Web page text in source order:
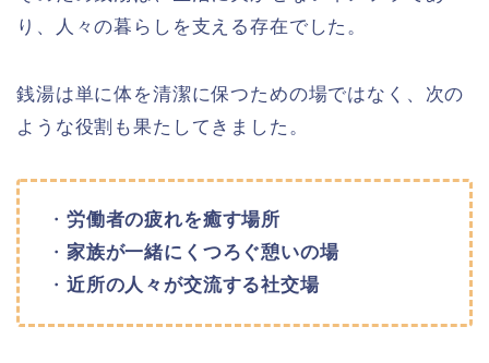
り、人々の暮らしを支える存在でした。
銭湯は単に体を清潔に保つための場ではなく、次の
ような役割も果たしてきました。
・ 労働者の疲れを癒す場所
・ 家族が一緒にくつろぐ憩いの場
・ 近所の人々が交流する社交場